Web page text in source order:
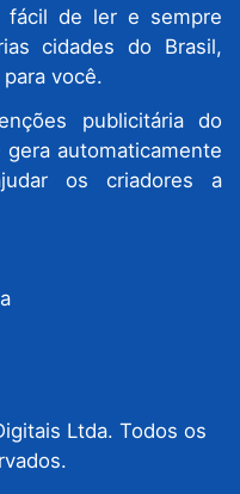
fácil de ler e sempre
cidades do Brasil,
você.
publicitária do
gera automaticamente
os criadores a
Ltda. Todos os